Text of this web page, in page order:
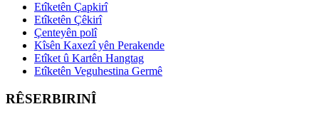
Etîketên Çapkirî
Etîketên Çêkirî
Çenteyên polî
Kîsên Kaxezî yên Perakende
Etîket û Kartên Hangtag
Etîketên Veguhestina Germê
RÊSERBIRINÎ